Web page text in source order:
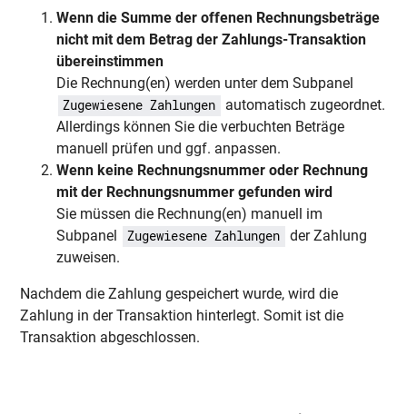
Wenn die Summe der offenen Rechnungsbeträge
nicht mit dem Betrag der Zahlungs-Transaktion
übereinstimmen
Die Rechnung(en) werden unter dem Subpanel
Zugewiesene Zahlungen
automatisch zugeordnet.
Allerdings können Sie die verbuchten Beträge
manuell prüfen und ggf. anpassen.
Wenn keine Rechnungsnummer oder Rechnung
mit der Rechnungsnummer gefunden wird
Sie müssen die Rechnung(en) manuell im
Subpanel
Zugewiesene Zahlungen
der Zahlung
zuweisen.
Nachdem die Zahlung gespeichert wurde, wird die
Zahlung in der Transaktion hinterlegt. Somit ist die
Transaktion abgeschlossen.